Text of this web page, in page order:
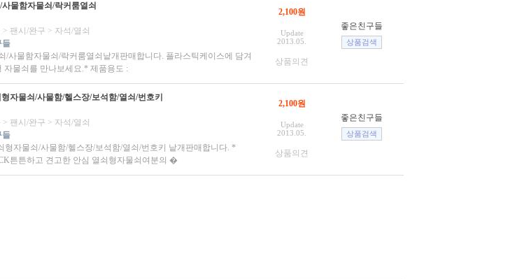
물함자물쇠/락커룸열쇠
> 팬시/완구 > 자석/열쇠
들
/사물함자물쇠/락커룸열쇠낱개판매합니다. 플라스틱케이스에 담겨
자물쇠를 만나보세요.* 제품용도 :
2,100원
Update
2013.05.
상품의견
좋은친구들
자물쇠/사물함/헬스장/보석함/열쇠/번호키
> 팬시/완구 > 자석/열쇠
들
형자물쇠/사물함/헬스장/보석함/열쇠/번호키 낱개판매합니다. *
튼튼하고 견고한 안심 열쇠형자물쇠여분의 �
2,100원
Update
2013.05.
상품의견
좋은친구들